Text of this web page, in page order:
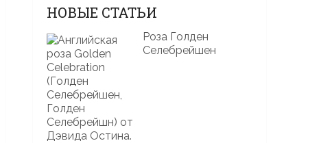
НОВЫЕ СТАТЬИ
Роза Голден
Селебрейшен